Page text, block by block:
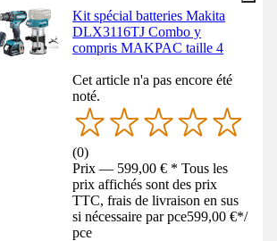
Kit spécial batteries Makita
DLX3116TJ Combo y
compris MAKPAC taille 4
Cet article n'a pas encore été
noté.
(0)
Prix — 599,00 € * Tous les
prix affichés sont des prix
TTC, frais de livraison en sus
si nécessaire par pce599,00 €*/
pce